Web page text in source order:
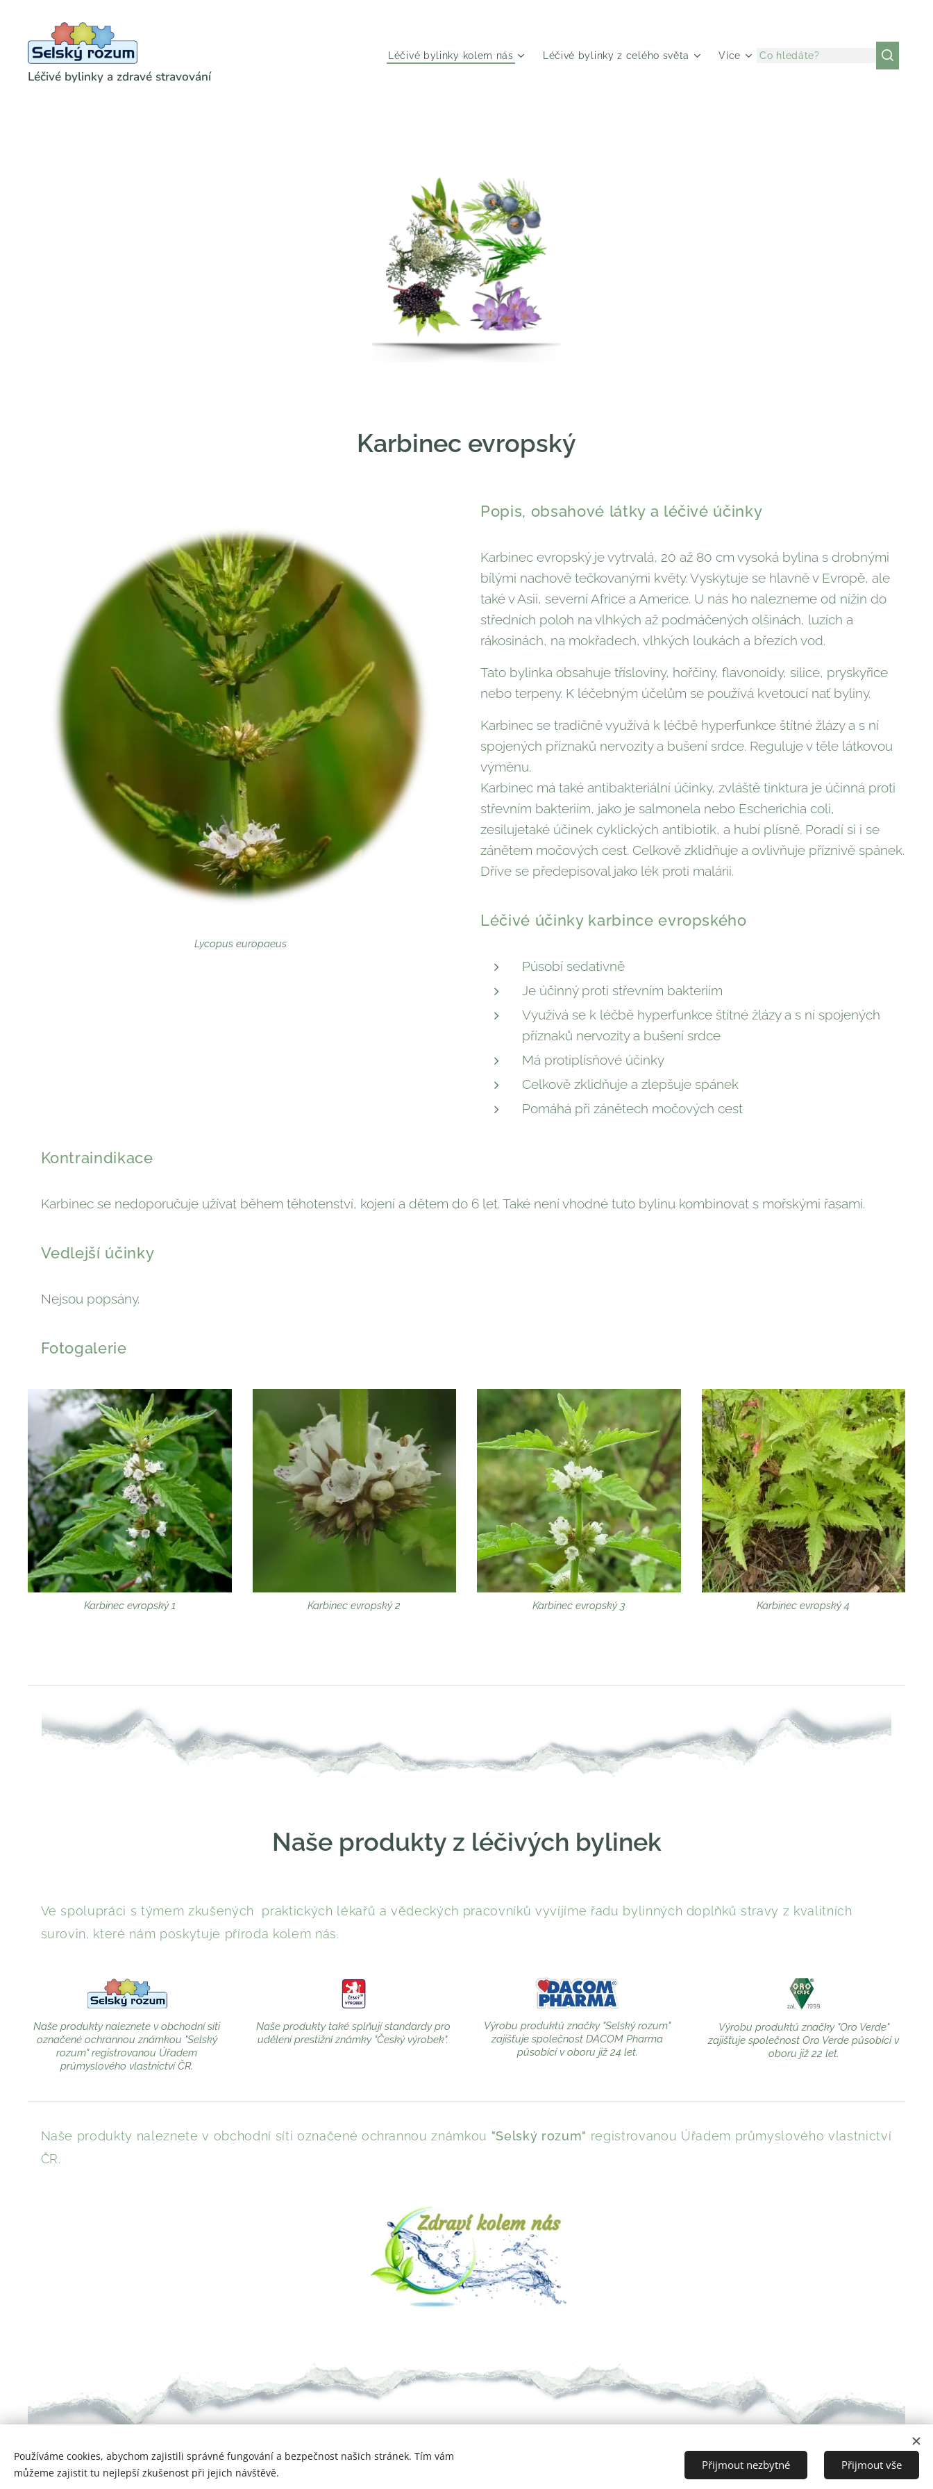
Léčivé bylinky a zdravé stravování
Léčivé bylinky kolem nás Léčivé bylinky z celého světa Více
Karbinec evropský
Lycopus europaeus
Popis, obsahové látky a léčivé účinky
Karbinec evropský je vytrvalá, 20 až 80 cm vysoká bylina s drobnými
bílými nachově tečkovanými květy. Vyskytuje se hlavně v Evropě, ale
také v Asii, severní Africe a Americe. U nás ho nalezneme od nížin do
středních poloh na vlhkých až podmáčených olšinách, luzích a
rákosinách, na mokřadech, vlhkých loukách a březích vod.
Tato bylinka obsahuje třísloviny, hořčiny, flavonoidy, silice, pryskyřice
nebo terpeny. K léčebným účelům se používá kvetoucí nať byliny.
Karbinec se tradičně využívá k léčbě hyperfunkce štítné žlázy a s ní
spojených příznaků nervozity a bušení srdce. Reguluje v těle látkovou
výměnu.
Karbinec má také antibakteriální účinky, zvláště tinktura je účinná proti
střevním bakteriím, jako je salmonela nebo Escherichia coli,
zesilujetaké účinek cyklických antibiotik, a hubí plísně. Poradí si i se
zánětem močových cest. Celkově zklidňuje a ovlivňuje příznivě spánek.
Dříve se předepisoval jako lék proti malárii.
Léčivé účinky karbince evropského
Púsobí sedativně
Je účinný proti střevním bakteriím
Využívá se k léčbě hyperfunkce štítné žlázy a s ní spojených
příznaků nervozity a bušení srdce
Má protiplísňové účinky
Celkově zklidňuje a zlepšuje spánek
Pomáhá při zánětech močových cest
Kontraindikace
Karbinec se nedoporučuje užívat během těhotenství, kojení a dětem do 6 let. Také není vhodné tuto bylinu kombinovat s mořskými řasami.
Vedlejší účinky
Nejsou popsány.
Fotogalerie
Karbinec evropský 1 Karbinec evropský 2 Karbinec evropský 3 Karbinec evropský 4
Naše produkty z léčivých bylinek
Ve spolupráci s týmem zkušených praktických lékařů a vědeckých pracovníků vyvíjíme řadu bylinných doplňků stravy z kvalitních
surovin, které nám poskytuje příroda kolem nás.
Naše produkty naleznete v obchodní síti
označené ochrannou známkou "Selský
rozum" registrovanou Úřadem
průmyslového vlastnictví ČR.
Naše produkty také splňují standardy pro
udělení prestižní známky "Český výrobek".
Výrobu produktů značky "Selský rozum"
zajišťuje společnost DACOM Pharma
působící v oboru již 24 let.
Výrobu produktů značky "Oro Verde"
zajišťuje společnost Oro Verde působící v
oboru již 22 let.
Naše produkty naleznete v obchodní síti označené ochrannou známkou "Selský rozum" registrovanou Úřadem průmyslového vlastnictví
ČR.
Používáme cookies, abychom zajistili správné fungování a bezpečnost našich stránek. Tím vám
můžeme zajistit tu nejlepší zkušenost při jejich návštěvě.
Přijmout nezbytné Přijmout vše